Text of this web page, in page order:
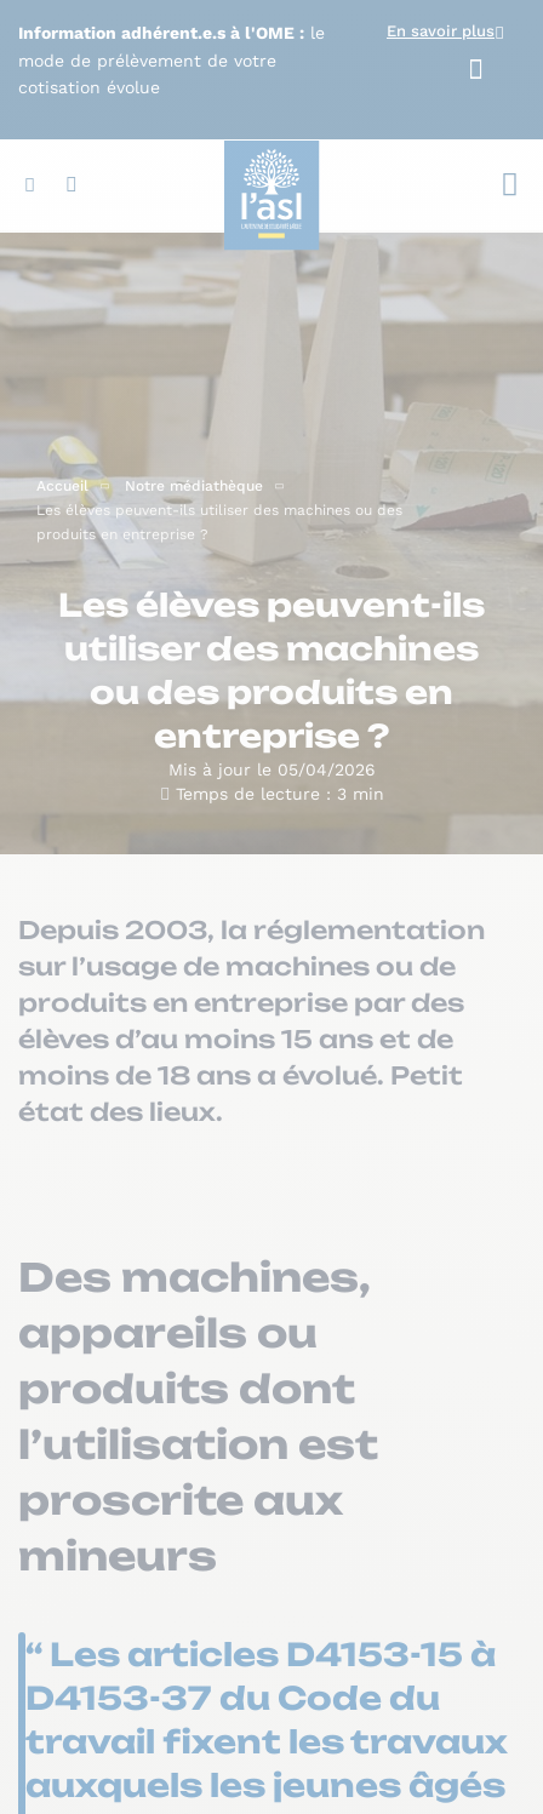
Information adhérent.e.s à l'OME : le
mode de prélèvement de votre
cotisation évolue
En savoir plus
Accueil
Notre médiathèque
Les élèves peuvent-ils utiliser des machines ou des
produits en entreprise ?
Les élèves peuvent-ils
utiliser des machines
ou des produits en
entreprise ?
Mis à jour le 05/04/2026
Temps de lecture : 3 min
Depuis 2003, la réglementation
sur l’usage de machines ou de
produits en entreprise par des
élèves d’au moins 15 ans et de
moins de 18 ans a évolué. Petit
état des lieux.
Des machines,
appareils ou
produits dont
l’utilisation est
proscrite aux
mineurs
“ Les articles D4153-15 à
D4153-37 du Code du
travail fixent les travaux
auxquels les jeunes âgés